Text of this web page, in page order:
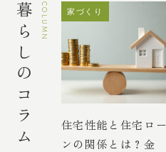
暮らしのコラム COLUMN 家づくり
住宅性能と住宅ロー
ンの関係とは？金